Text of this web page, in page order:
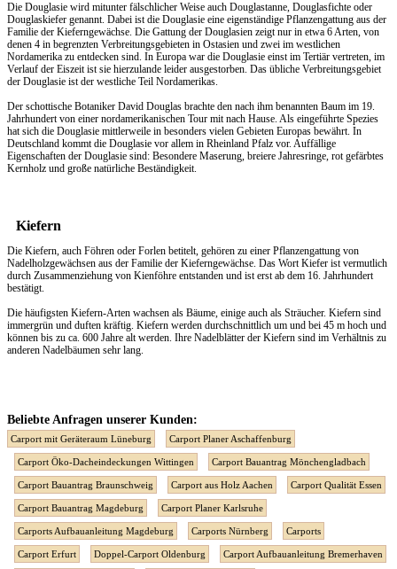
Die Douglasie wird mitunter fälschlicher Weise auch Douglastanne, Douglasfichte oder
Douglaskiefer genannt. Dabei ist die Douglasie eine eigenständige Pflanzengattung aus der
Familie der Kieferngewächse. Die Gattung der Douglasien zeigt nur in etwa 6 Arten, von
denen 4 in begrenzten Verbreitungsgebieten in Ostasien und zwei im westlichen
Nordamerika zu entdecken sind. In Europa war die Douglasie einst im Tertiär vertreten, im
Verlauf der Eiszeit ist sie hierzulande leider ausgestorben. Das übliche Verbreitungsgebiet
der Douglasie ist der westliche Teil Nordamerikas.
Der schottische Botaniker David Douglas brachte den nach ihm benannten Baum im 19.
Jahrhundert von einer nordamerikanischen Tour mit nach Hause. Als eingeführte Spezies
hat sich die Douglasie mittlerweile in besonders vielen Gebieten Europas bewährt. In
Deutschland kommt die Douglasie vor allem in Rheinland Pfalz vor. Auffällige
Eigenschaften der Douglasie sind: Besondere Maserung, breiere Jahresringe, rot gefärbtes
Kernholz und große natürliche Beständigkeit.
Kiefern
Die Kiefern, auch Föhren oder Forlen betitelt, gehören zu einer Pflanzengattung von
Nadelholzgewächsen aus der Familie der Kieferngewächse. Das Wort Kiefer ist vermutlich
durch Zusammenziehung von Kienföhre entstanden und ist erst ab dem 16. Jahrhundert
bestätigt.
Die häufigsten Kiefern-Arten wachsen als Bäume, einige auch als Sträucher. Kiefern sind
immergrün und duften kräftig. Kiefern werden durchschnittlich um und bei 45 m hoch und
können bis zu ca. 600 Jahre alt werden. Ihre Nadelblätter der Kiefern sind im Verhältnis zu
anderen Nadelbäumen sehr lang.
Beliebte Anfragen unserer Kunden:
Carport mit Geräteraum Lüneburg Carport Planer Aschaffenburg
Carport Öko-Dacheindeckungen Wittingen Carport Bauantrag Mönchengladbach
Carport Bauantrag Braunschweig Carport aus Holz Aachen Carport Qualität Essen
Carport Bauantrag Magdeburg Carport Planer Karlsruhe
Carports Aufbauanleitung Magdeburg Carports Nürnberg Carports
Carport Erfurt Doppel-Carport Oldenburg Carport Aufbauanleitung Bremerhaven